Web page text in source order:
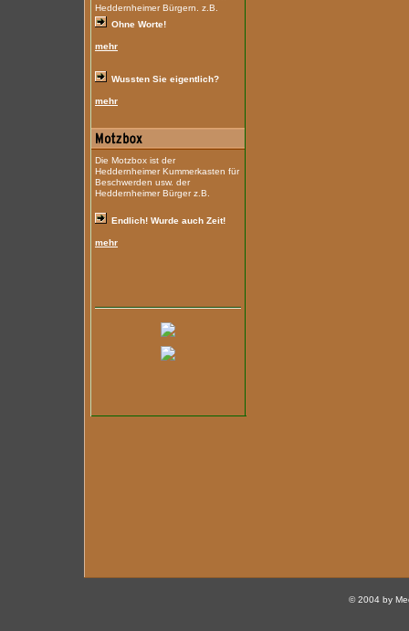
Heddernheimer Bürgern. z.B.
Ohne Worte!
mehr
Wussten Sie eigentlich?
mehr
Die Motzbox ist der
Heddernheimer Kummerkasten für
Beschwerden usw. der
Heddernheimer Bürger z.B.
Endlich! Wurde auch Zeit!
mehr
© 2004 by